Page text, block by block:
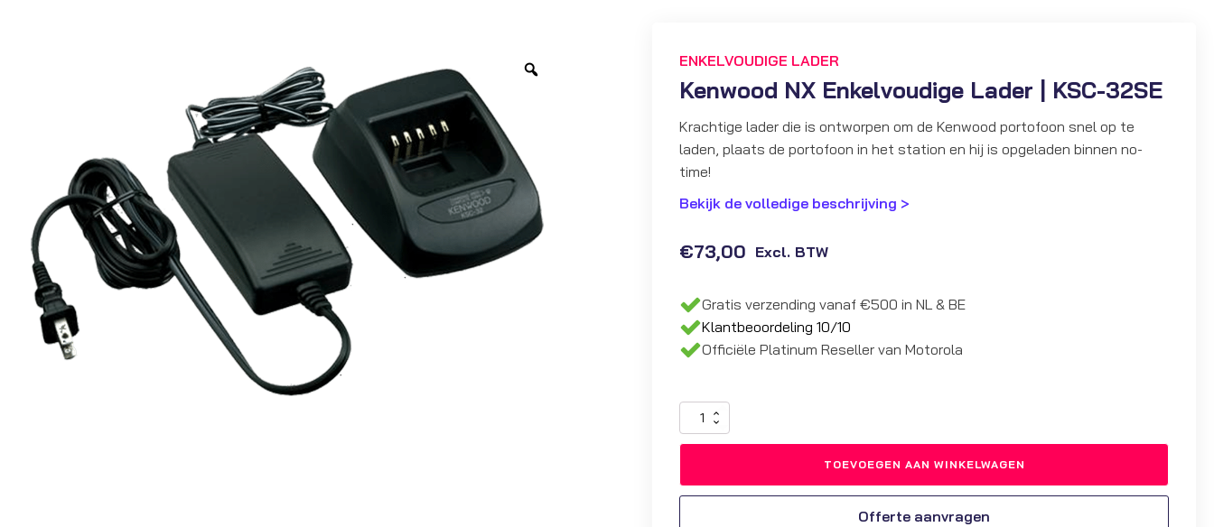
ENKELVOUDIGE LADER
Kenwood NX Enkelvoudige Lader | KSC-32SE
Krachtige lader die is ontworpen om de Kenwood portofoon snel op te
laden, plaats de portofoon in het station en hij is opgeladen binnen no-
time!
Bekijk de volledige beschrijving >
€73,00 Excl. BTW
Gratis verzending vanaf €500 in NL & BE
Klantbeoordeling 10/10
Officiële Platinum Reseller van Motorola
Kenwood
NX
|
TOEVOEGEN AAN WINKELWAGEN
Offerte aanvragen